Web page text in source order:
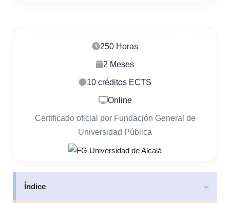
250 Horas
2 Meses
10 créditos ECTS
Online
Certificado oficial por Fundación General de
Universidad Pública
Índice